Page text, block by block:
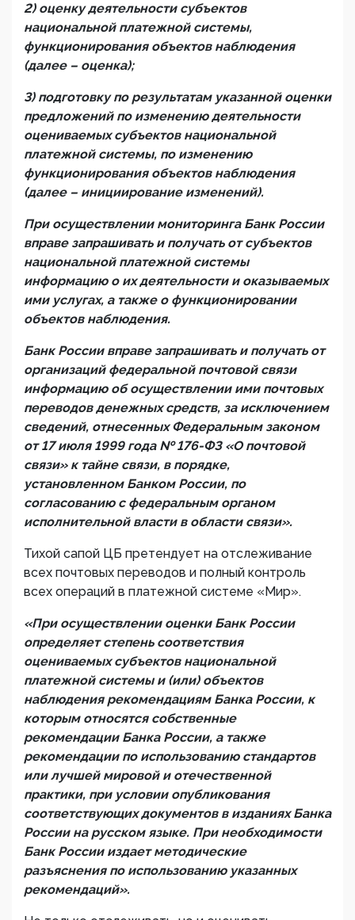
2) оценку деятельности субъектов
национальной платежной системы,
функционирования объектов наблюдения
(далее – оценка);
3) подготовку по результатам указанной оценки
предложений по изменению деятельности
оцениваемых субъектов национальной
платежной системы, по изменению
функционирования объектов наблюдения
(далее – инициирование изменений).
При осуществлении мониторинга Банк России
вправе запрашивать и получать от субъектов
национальной платежной системы
информацию о их деятельности и оказываемых
ими услугах, а также о функционировании
объектов наблюдения.
Банк России вправе запрашивать и получать от
организаций федеральной почтовой связи
информацию об осуществлении ими почтовых
переводов денежных средств, за исключением
сведений, отнесенных Федеральным законом
от 17 июля 1999 года № 176-ФЗ «О почтовой
связи» к тайне связи, в порядке,
установленном Банком России, по
согласованию с федеральным органом
исполнительной власти в области связи».
Тихой сапой ЦБ претендует на отслеживание
всех почтовых переводов и полный контроль
всех операций в платежной системе «Мир».
«При осуществлении оценки Банк России
определяет степень соответствия
оцениваемых субъектов национальной
платежной системы и (или) объектов
наблюдения рекомендациям Банка России, к
которым относятся собственные
рекомендации Банка России, а также
рекомендации по использованию стандартов
или лучшей мировой и отечественной
практики, при условии опубликования
соответствующих документов в изданиях Банка
России на русском языке. При необходимости
Банк России издает методические
разъяснения по использованию указанных
рекомендаций».